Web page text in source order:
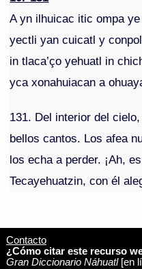
A yn ilhuicac itic ompa
yectli yan cuicatl y
in tlaca’ço yehuatl in
yca xonahuiacan a
131. Del interior del
bellos cantos. Los afea
los echa a perder. ¡Ah,
Tecayehuatzin, con él
Contacto
¿Cómo citar este recurso
Gran Diccionario Náhuatl[en